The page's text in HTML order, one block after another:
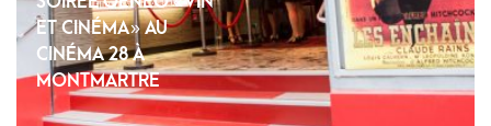
ET CINÉMA » AU
CINÉMA 28 À
MONTMARTRE